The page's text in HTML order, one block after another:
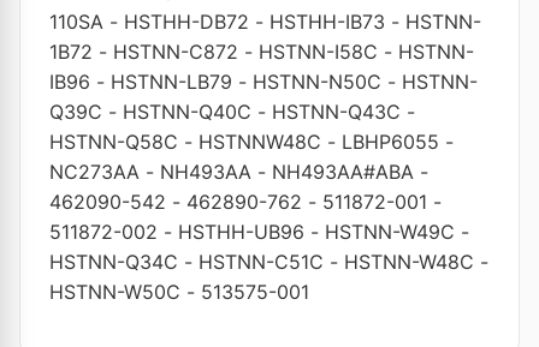
110SA - HSTHH-DB72 - HSTHH-IB73 - HSTNN-
1B72 - HSTNN-C872 - HSTNN-I58C - HSTNN-
IB96 - HSTNN-LB79 - HSTNN-N50C - HSTNN-
Q39C - HSTNN-Q40C - HSTNN-Q43C -
HSTNN-Q58C - HSTNNW48C - LBHP6055 -
NC273AA - NH493AA - NH493AA#ABA -
462090-542 - 462890-762 - 511872-001 -
511872-002 - HSTHH-UB96 - HSTNN-W49C -
HSTNN-Q34C - HSTNN-C51C - HSTNN-W48C -
HSTNN-W50C - 513575-001